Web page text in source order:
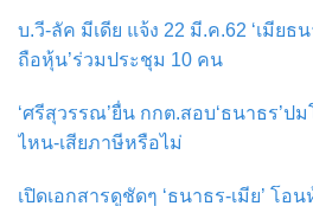
บ.วี-ลัค มีเดีย แจ้ง 22 มี.ค.62 ‘เมียธ
ถือหุ้น’ร่วมประชุม 10 คน
‘ศรีสุวรรณ’ยื่น กกต.สอบ‘ธนาธร’
ไหน-เสียภาษีหรือไม่
เปิดเอกสารดูชัดๆ ‘ธนาธร-เมีย’ โอน